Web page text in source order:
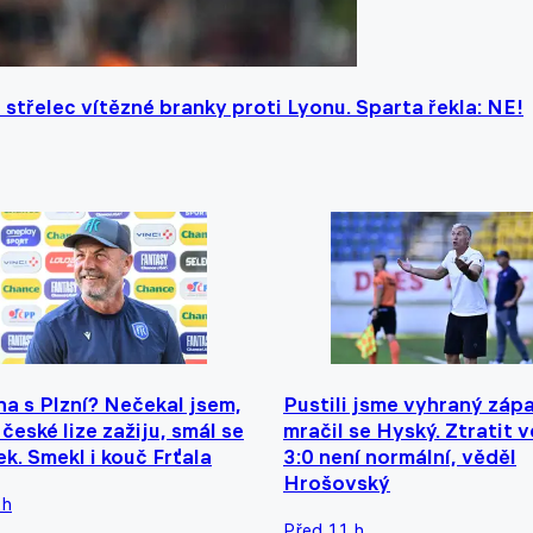
vítězné branky proti Lyonu. Sparta řekla: NE!
s Plzní? Nečekal jsem,
lize zažiju, smál se
Smekl i kouč Frťala
Pustili jsme vyhraný
mračil se Hyský. Ztratit
3:0 není normální, věděl
Hrošovský